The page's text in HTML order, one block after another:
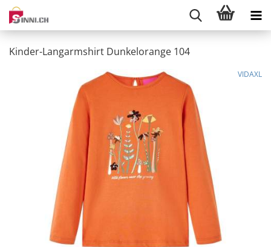
Kinder-Langarmshirt Dunkelorange 104
VIDAXL